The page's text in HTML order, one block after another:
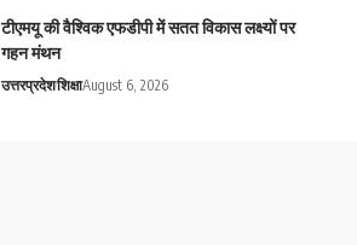
टीएमयू की वैश्विक एफडीपी में सतत विकास लक्ष्यों पर
गहन मंथन
उत्तरप्रदेशशिक्षाAugust 6, 2026